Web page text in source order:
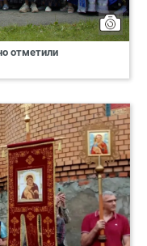
отметили